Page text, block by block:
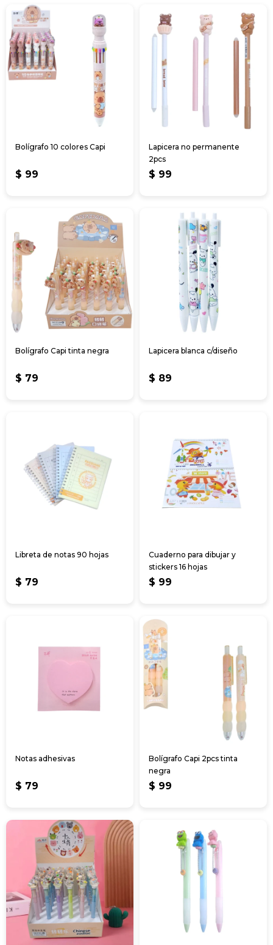
Bolígrafo 10 colores Capi
$ 99
Lapicera no permanente
2pcs
$ 99
Bolígrafo Capi tinta negra
$ 79
Lapicera blanca c/diseño
$ 89
Libreta de notas 90 hojas
$ 79
Cuaderno para dibujar y
stickers 16 hojas
$ 99
Notas adhesivas
$ 79
Bolígrafo Capi 2pcs tinta
negra
$ 99